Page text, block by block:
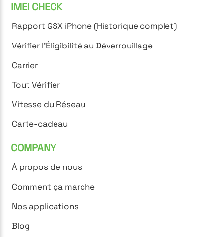
IMEI CHECK
Rapport GSX iPhone (Historique complet)
Vérifier l'Éligibilité au Déverrouillage
Carrier
Tout Vérifier
Vitesse du Réseau
Carte-cadeau
COMPANY
À propos de nous
Comment ça marche
Nos applications
Blog